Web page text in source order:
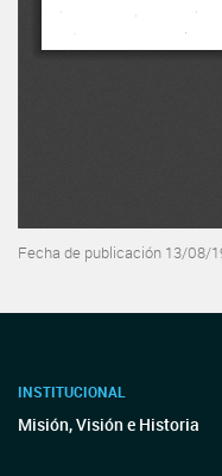
Fecha de publicación 13/08/
INSTITUCIONAL
Misión, Visión e Historia